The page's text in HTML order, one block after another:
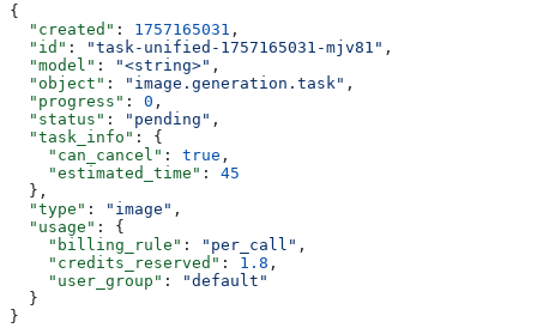
{
  "created"
: 1757165031 ,
  "id"
: "task-unified-1757165031-mjv81" ,
  "model"
: "<string>" ,
  "object"
: "image.generation.task" ,
  "progress"
: 0 ,
  "status"
: "pending" ,
  "task_info"
: {
    "can_cancel"
: true ,
    "estimated_time"
: 45
  },
  "type"
: "image" ,
  "usage"
: {
    "billing_rule"
: "per_call" ,
    "credits_reserved"
: 1.8 ,
    "user_group"
:
"default"
  }
}